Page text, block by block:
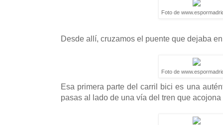
Foto de
Desde allí, cruzamos el puente que dejaba
Foto de
Esa primera parte del carril bici es una
pasas al lado de una vía del tren que